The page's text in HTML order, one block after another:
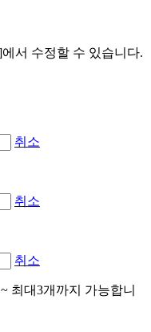
서 수정할 수 있습니다.
취소
취소
취소
최대3개까지 가능합니